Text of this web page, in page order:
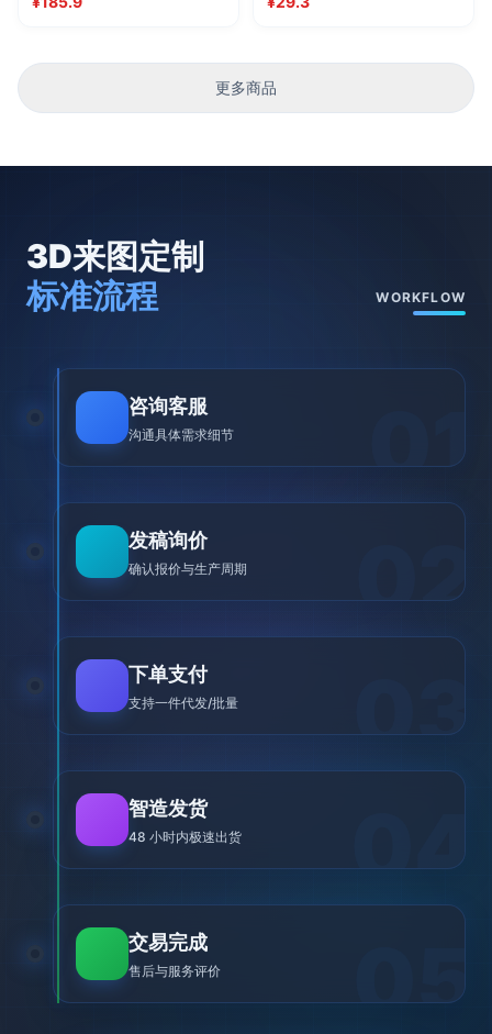
更多商品
3D来图定制
标准流程
WORKFLOW
01
咨询客服
沟通具体需求细节
02
发稿询价
确认报价与生产周期
03
下单支付
支持一件代发/批量
04
智造发货
48 小时内极速出货
05
交易完成
售后与服务评价